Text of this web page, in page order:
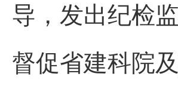
导，发出纪检
督促省建科院